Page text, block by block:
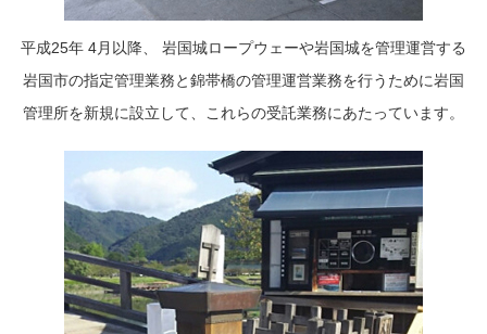
平成25年 4月以降、 岩国城ロープウェーや岩国城を管理運営する
岩国市の指定管理業務と錦帯橋の管理運営業務を行うために岩国
管理所を新規に設立して、これらの受託業務にあたっています。